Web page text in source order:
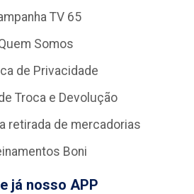
TV 65
Somos
de Privacidade
Troca e Devolução
retirada de mercadorias
Boni
já nosso APP